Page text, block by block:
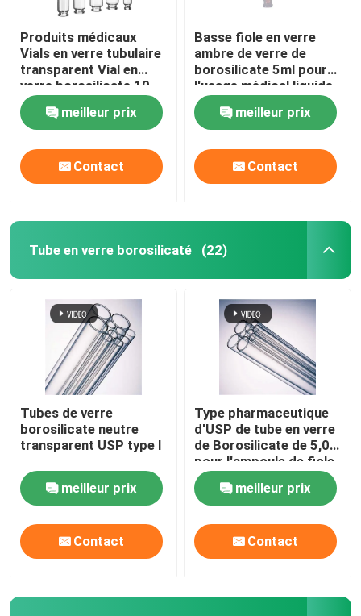
Produits médicaux
Vials en verre tubulaire
transparent Vial en
verre borosilicate 10
ml 20 ml
meilleur prix
Contact
Basse fiole en verre
ambre de verre de
borosilicate 5ml pour
l'usage médical liquide
pharmaceutique
meilleur prix
Contact
Tube en verre borosilicaté (22)
Tubes de verre
borosilicate neutre
transparent USP type I
meilleur prix
Contact
Type pharmaceutique
d'USP de tube en verre
de Borosilicate de 5,0 I
pour l'ampoule de fiole
meilleur prix
Contact